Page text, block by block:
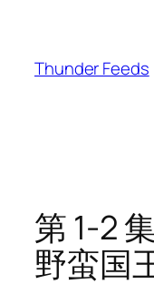
Thunder Feeds
第 1-2
野蛮国